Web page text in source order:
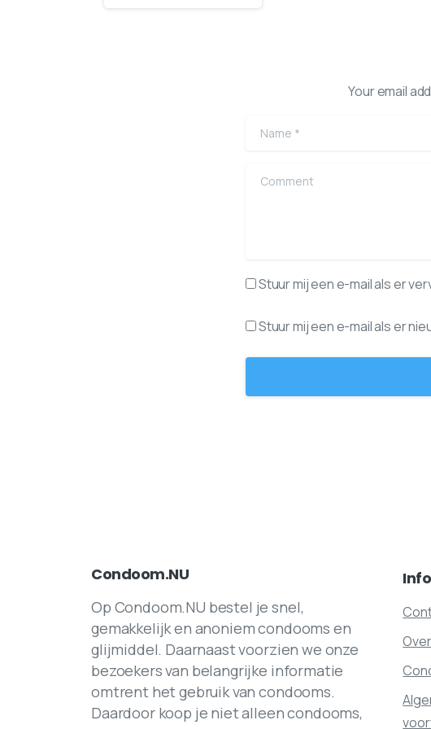
Your email
Name
Comment
Stuur mij een e-mail als er
Stuur mij een e-mail als er
Condoom.NU
Op Condoom.NU bestel je snel,
gemakkelijk en anoniem condooms en
glijmiddel. Daarnaast voorzien we onze
bezoekers van belangrijke informatie
omtrent het gebruik van condooms.
Daardoor koop je niet alleen condooms,